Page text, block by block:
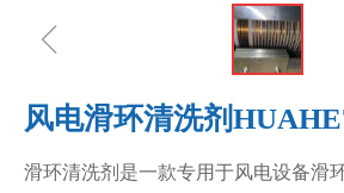
风电滑环清洗剂
滑环清洗剂是一款专用于风电设备滑
ꁆ